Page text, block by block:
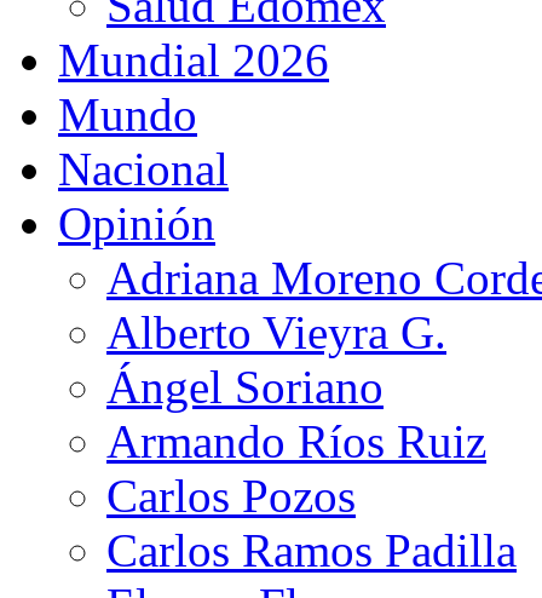
Mundial 2026
Mundo
Nacional
Opinión
Adriana Moreno
Alberto Vieyra G.
Ángel Soriano
Armando Ríos Ruiz
Carlos Pozos
Carlos Ramos Padilla